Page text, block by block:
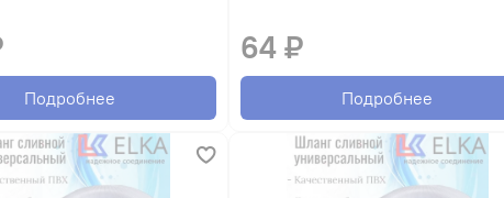
Подробнее
64 ₽
Подробнее